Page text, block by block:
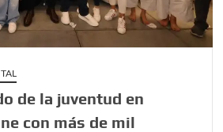
de la juventud en
con más de mil